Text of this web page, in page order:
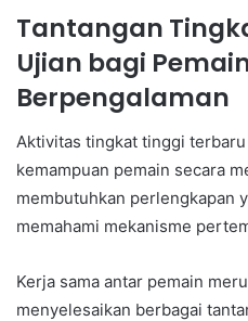
Tantangan
Ujian bagi
Berpengalaman
Aktivitas tingkat tinggi
kemampuan pemain secara
membutuhkan perlengkapan
memahami mekanisme
Kerja sama antar pemain
menyelesaikan berbagai